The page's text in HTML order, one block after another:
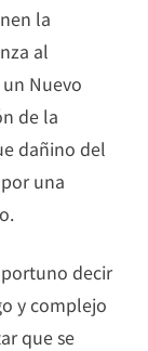
la
al
Nuevo
de la
dañino del
una
decir
y complejo
que se